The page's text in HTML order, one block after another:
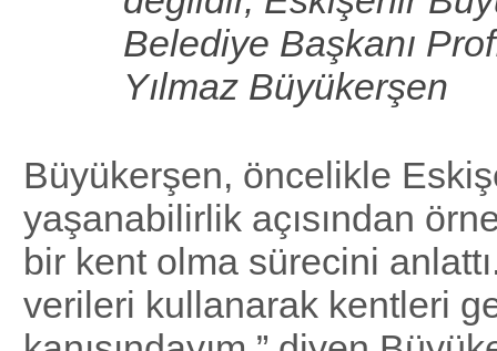
Belediye Başkanı
Yılmaz Büyükerşen
Büyükerşen, öncelikle
yaşanabilirlik açısından
bir kent olma sürecini
verileri kullanarak kentleri